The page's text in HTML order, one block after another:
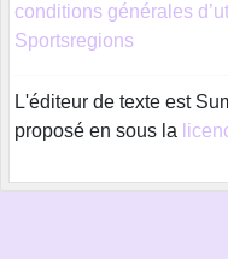
conditions générales
Sportsregions
L'éditeur de texte est
proposé en sous la